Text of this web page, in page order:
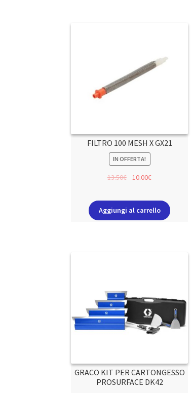
FILTRO 100 MESH X GX21
IN OFFERTA!
13.50€ 10.00€
Aggiungi al carrello
GRACO KIT PER CARTONGESSO
PROSURFACE DK42